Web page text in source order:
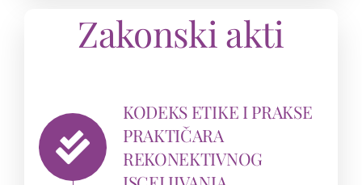
Zakonski akti
KODEKS ETIKE I PRAKSE
PRAKTIČARA
REKONEKTIVNOG